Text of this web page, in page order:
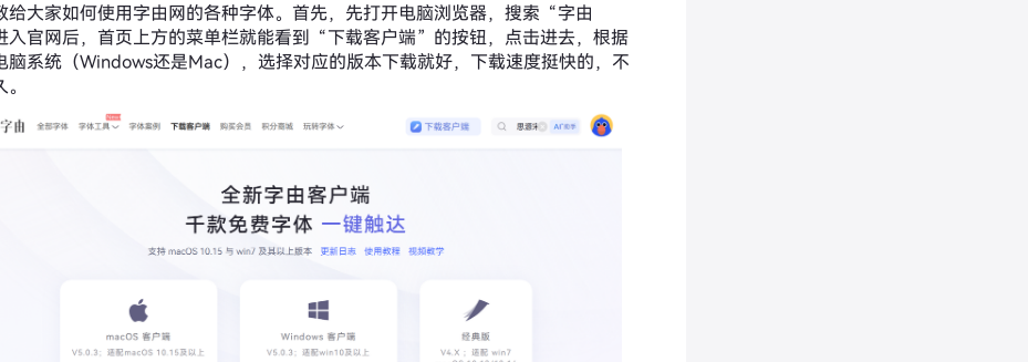
给大家如何使用字由网的各种字体。首先，先打开电脑浏览器，搜索“字由
官网后，首页上方的菜单栏就能看到“下载客户端”的按钮，点击进去，根据
脑系统（Windows还是Mac），选择对应的版本下载就好，下载速度挺快的，不